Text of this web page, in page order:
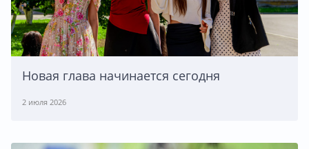
Новая глава начинается сегодня
2 июля 2026